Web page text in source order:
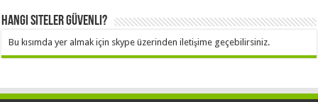
Hangi Siteler Güvenli?
Bu kısımda yer almak için skype üzerinden iletişime geçebilirsiniz.